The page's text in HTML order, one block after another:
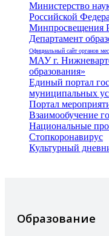
Министерство
Российской
Минпросвещения
Департамент
Официальный сайт органов
МАУ г.
образования»
Единый портал
муниципальных
Портал
Взаимообучение
Национальные
Стопкоронавирус
Культурный
Образование